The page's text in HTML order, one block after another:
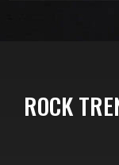
ROCK